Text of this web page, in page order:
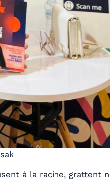
à la racine, grattent